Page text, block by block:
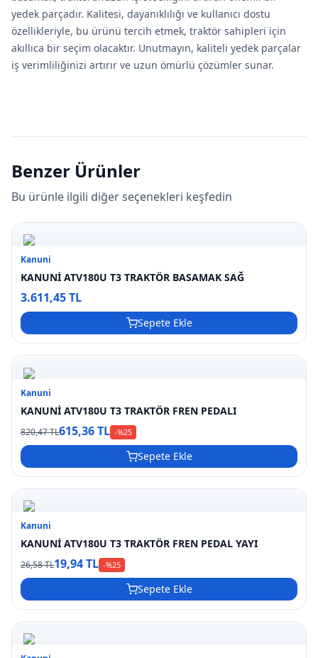
yedek parçadır. Kalitesi, dayanıklılığı ve kullanıcı dostu
özellikleriyle, bu ürünü tercih etmek, traktör sahipleri için
akıllıca bir seçim olacaktır. Unutmayın, kaliteli yedek parçalar
iş verimliliğinizi artırır ve uzun ömürlü çözümler sunar.
Benzer Ürünler
Bu ürünle ilgili diğer seçenekleri keşfedin
Kanuni
KANUNİ ATV180U T3 TRAKTÖR BASAMAK SAĞ
3.611,45 TL
Sepete Ekle
Kanuni
KANUNİ ATV180U T3 TRAKTÖR FREN PEDALI
820,47 TL615,36 TL -%25
Sepete Ekle
Kanuni
KANUNİ ATV180U T3 TRAKTÖR FREN PEDAL YAYI
26,58 TL19,94 TL -%25
Sepete Ekle